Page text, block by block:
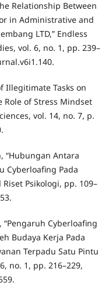
Relationship Between
in Administrative and
LTD,” Endless
vol. 6, no. 1, pp. 239–
Illegitimate Tasks on
Role of Stress Mindset
vol. 14, no. 7, p.
“Hubungan Antara
Cyberloafing Pada
Riset Psikologi, pp. 109–
Cyberloafing
Budaya Kerja Pada
Terpadu Satu Pintu
no. 1, pp. 216–229,